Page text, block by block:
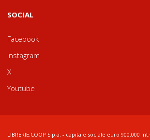
SOCIAL
Facebook
Instagram
X
Youtube
LIBRERIE.COOP S.p.a. - capitale sociale euro 900.000